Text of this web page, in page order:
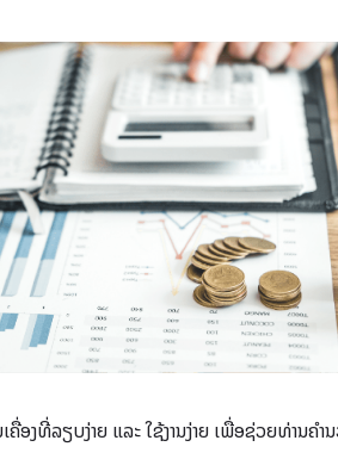
ຄື່ອງທີ່ລຽບງ່າຍ ແລະ ໃຊ້ງານງ່າຍ ເພື່ອຊ່ວຍທ່ານຄໍາ